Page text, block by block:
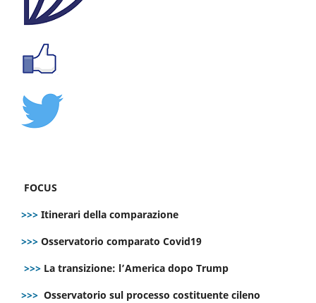
FOCUS
>>> Itinerari della comparazione
>>> Osservatorio comparato Covid19
>>> La transizione: l’America dopo Trump
>>> Osservatorio sul processo costituente cileno